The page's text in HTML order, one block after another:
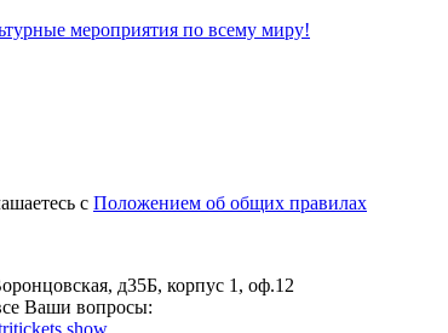
мероприятия по всему миру!
с Положением об общих правилах
д35Б, корпус 1, оф.12
Ваши вопросы: